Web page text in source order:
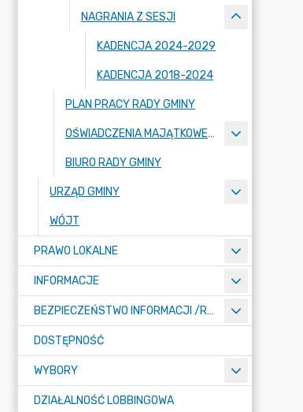
NAGRANIA Z SESJI
KADENCJA 2024-2029
KADENCJA 2018-2024
PLAN PRACY RADY GMINY
OŚWIADCZENIA MAJĄTKOWE RADNYCH
BIURO RADY GMINY
URZĄD GMINY
WÓJT
PRAWO LOKALNE
INFORMACJE
BEZPIECZEŃSTWO INFORMACJI /RODO/
DOSTĘPNOŚĆ
WYBORY
DZIAŁALNOŚĆ LOBBINGOWA